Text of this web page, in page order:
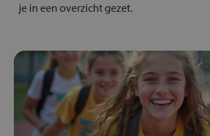
je in een overzicht gezet.